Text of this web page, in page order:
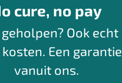
cure, no pay
Ook echt
kosten. Een garantie
vanuit ons.